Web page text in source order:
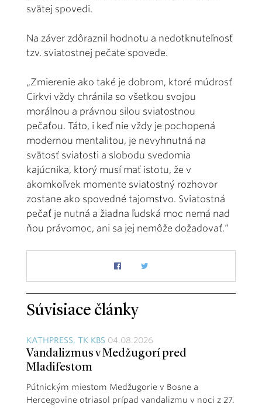
svätej spovedi.
Na záver zdôraznil hodnotu a nedotknuteľnosť
tzv. sviatostnej pečate spovede.
„Zmierenie ako také je dobrom, ktoré múdrosť
Cirkvi vždy chránila so všetkou svojou
morálnou a právnou silou sviatostnou
pečaťou. Táto, i keď nie vždy je pochopená
modernou mentalitou, je nevyhnutná na
svätosť sviatosti a slobodu svedomia
kajúcnika, ktorý musí mať istotu, že v
akomkoľvek momente sviatostný rozhovor
zostane ako spovedné tajomstvo. Sviatostná
pečať je nutná a žiadna ľudská moc nemá nad
ňou právomoc, ani sa jej nemôže dožadovať.“
Súvisiace články
KATHPRESS, TK KBS 04.08.2026
Vandalizmus v Medžugorí pred
Mladifestom
Pútnickým miestom Medžugorie v Bosne a
Hercegovine otriasol prípad vandalizmu v noci z 27.